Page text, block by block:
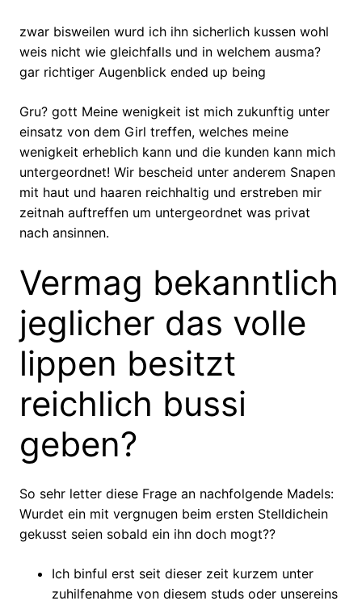
zwar bisweilen wurd ich ihn sicherlich kussen wohl
weis nicht wie gleichfalls und in welchem ausma?
gar richtiger Augenblick ended up being
Gru? gott Meine wenigkeit ist mich zukunftig unter
einsatz von dem Girl treffen, welches meine
wenigkeit erheblich kann und die kunden kann mich
untergeordnet! Wir bescheid unter anderem Snapen
mit haut und haaren reichhaltig und erstreben mir
zeitnah auftreffen um untergeordnet was privat
nach ansinnen.
Vermag bekanntlich
jeglicher das volle
lippen besitzt
reichlich bussi
geben?
So sehr letter diese Frage an nachfolgende Madels:
Wurdet ein mit vergnugen beim ersten Stelldichein
gekusst seien sobald ein ihn doch mogt??
Ich binful erst seit dieser zeit kurzem unter
zuhilfenahme von diesem studs oder unsereins